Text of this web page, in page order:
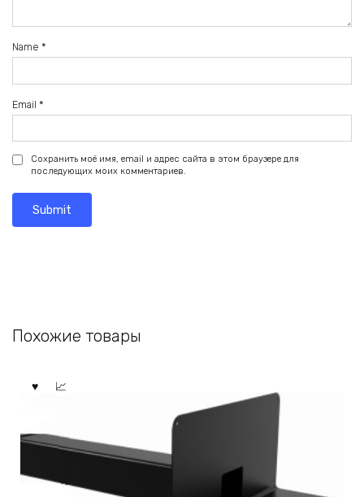
Name *
Email *
Сохранить моё имя, email и адрес сайта в этом браузере для
последующих моих комментариев.
Похожие товары